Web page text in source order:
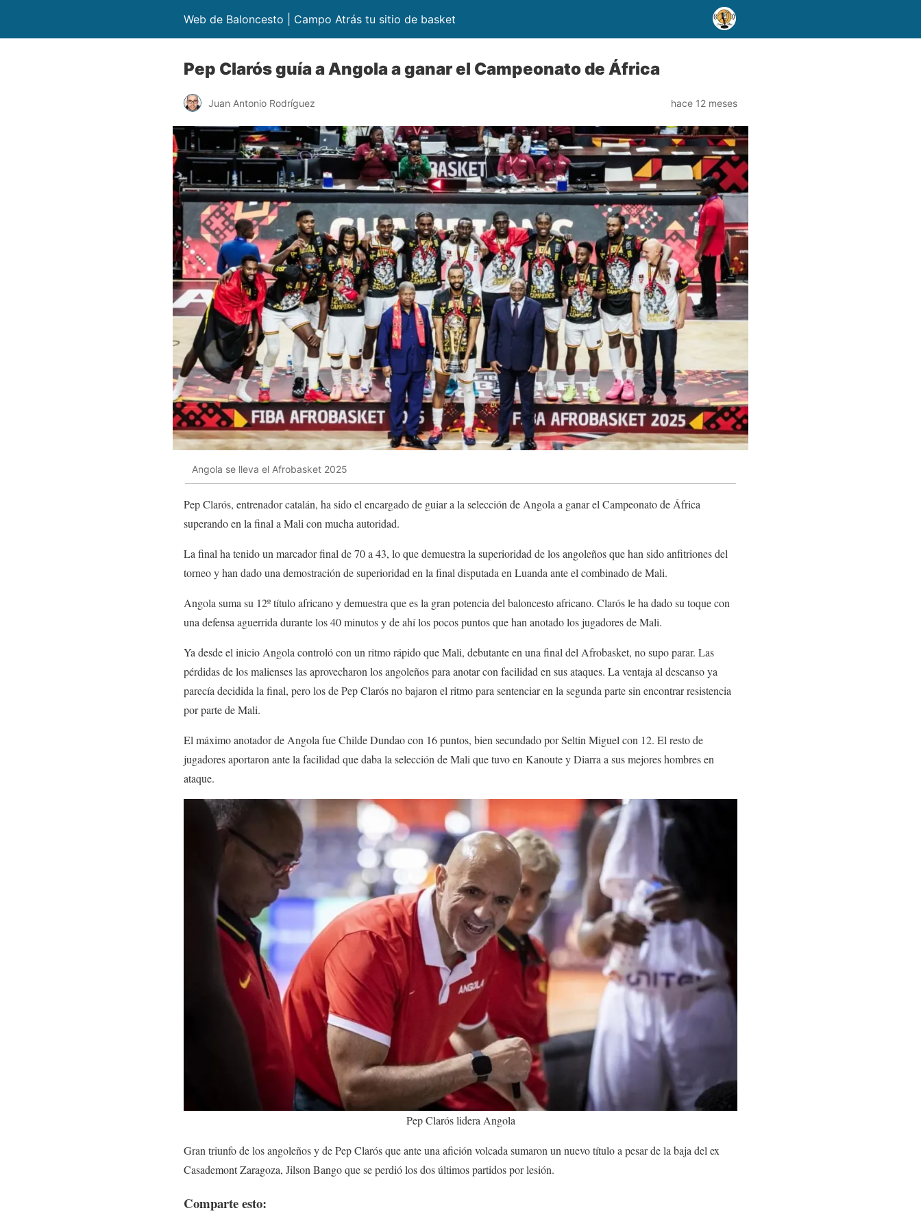
Web de Baloncesto | Campo Atrás tu sitio de basket
Pep Clarós guía a Angola a ganar el Campeonato de África
Juan Antonio Rodríguez hace 12 meses
Angola se lleva el Afrobasket 2025
Pep Clarós, entrenador catalán, ha sido el encargado de guiar a la selección de Angola a ganar el Campeonato de África
superando en la final a Mali con mucha autoridad.
La final ha tenido un marcador final de 70 a 43, lo que demuestra la superioridad de los angoleños que han sido anfitriones del
torneo y han dado una demostración de superioridad en la final disputada en Luanda ante el combinado de Mali.
Angola suma su 12º título africano y demuestra que es la gran potencia del baloncesto africano. Clarós le ha dado su toque con
una defensa aguerrida durante los 40 minutos y de ahí los pocos puntos que han anotado los jugadores de Mali.
Ya desde el inicio Angola controló con un ritmo rápido que Mali, debutante en una final del Afrobasket, no supo parar. Las
pérdidas de los malienses las aprovecharon los angoleños para anotar con facilidad en sus ataques. La ventaja al descanso ya
parecía decidida la final, pero los de Pep Clarós no bajaron el ritmo para sentenciar en la segunda parte sin encontrar resistencia
por parte de Mali.
El máximo anotador de Angola fue Childe Dundao con 16 puntos, bien secundado por Seltin Miguel con 12. El resto de
jugadores aportaron ante la facilidad que daba la selección de Mali que tuvo en Kanoute y Diarra a sus mejores hombres en
ataque.
Pep Clarós lidera Angola
Gran triunfo de los angoleños y de Pep Clarós que ante una afición volcada sumaron un nuevo título a pesar de la baja del ex
Casademont Zaragoza, Jilson Bango que se perdió los dos últimos partidos por lesión.
Comparte esto: